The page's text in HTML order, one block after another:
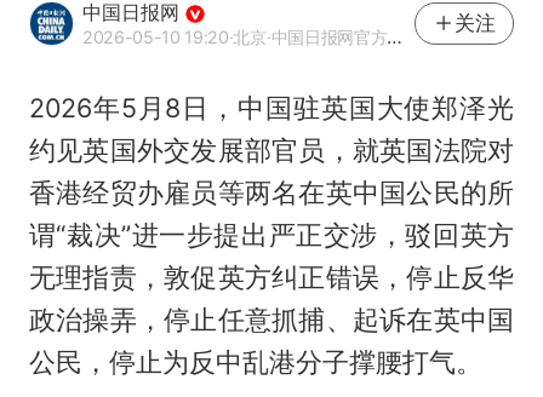
中国日报网
2026-05-10 19:20·北京·中国日报网官方网易号
关注
2026年5月8日，中国驻英国大使郑泽光
约见英国外交发展部官员，就英国法院对
香港经贸办雇员等两名在英中国公民的所
谓“裁决”进一步提出严正交涉，驳回英方
无理指责，敦促英方纠正错误，停止反华
政治操弄，停止任意抓捕、起诉在英中国
公民，停止为反中乱港分子撑腰打气。